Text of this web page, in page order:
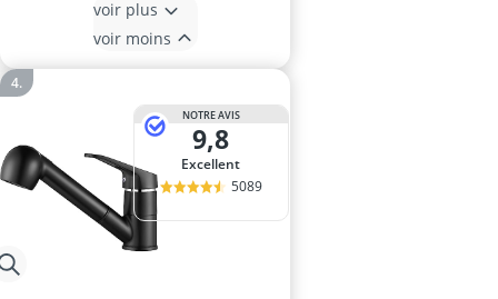
voir plus
voir moins
NOTRE AVIS
9,8
Excellent
5089